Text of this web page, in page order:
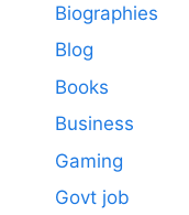
Biographies
Blog
Books
Business
Gaming
Govt job